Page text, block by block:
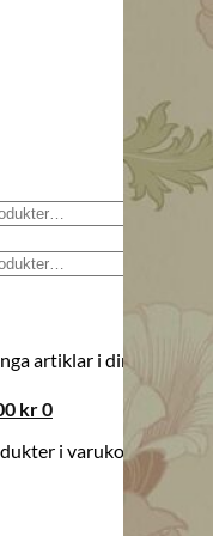
artiklar i din onskelista.
kr0
i varukorgen.